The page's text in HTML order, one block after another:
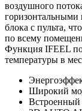
воздушного
блока с пульта,
по всему
Функция IFEEL
температуры в
Широкий
Встроенный